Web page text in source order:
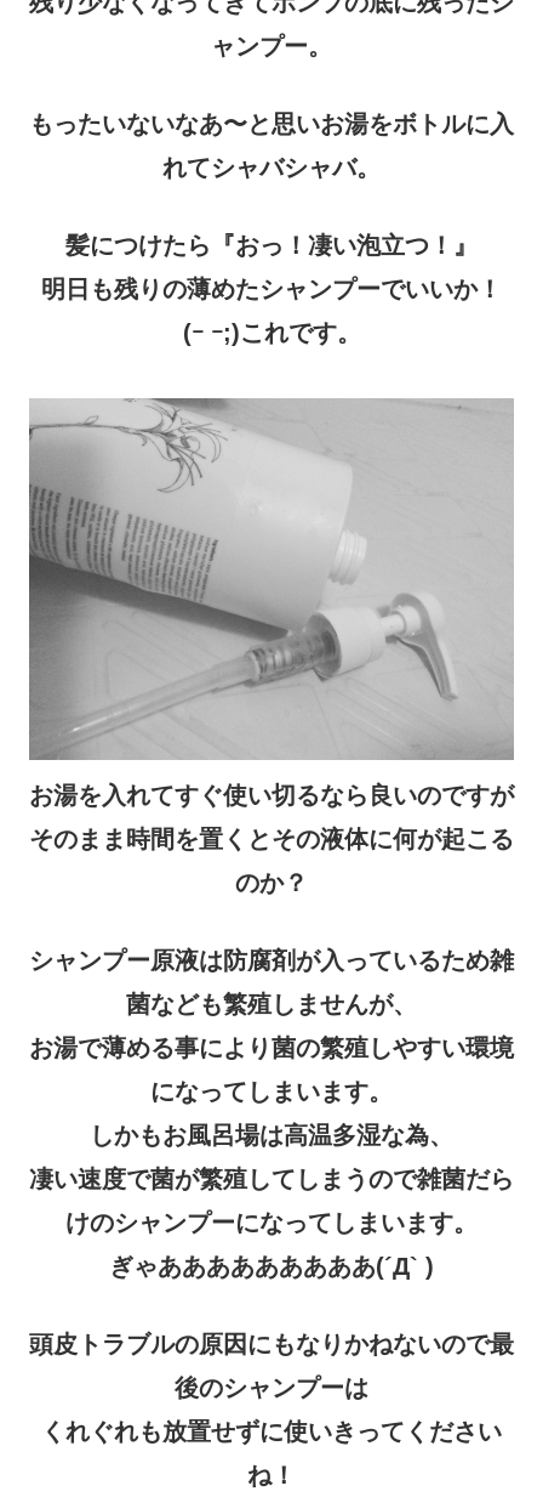
ャンプー。
もったいないなあ〜と思いお湯をボトルに入
れてシャバシャバ。
髪につけたら『おっ！凄い泡立つ！』
明日も残りの薄めたシャンプーでいいか！
(ｰ ｰ;)これです。
お湯を入れてすぐ使い切るなら良いのですが
そのまま時間を置くとその液体に何が起こる
のか？
シャンプー原液は防腐剤が入っているため雑
菌なども繁殖しませんが、
お湯で薄める事により菌の繁殖しやすい環境
になってしまいます。
しかもお風呂場は高温多湿な為、
凄い速度で菌が繁殖してしまうので雑菌だら
けのシャンプーになってしまいます。
ぎゃあああああああああ(´Д` )
頭皮トラブルの原因にもなりかねないので最
後のシャンプーは
くれぐれも放置せずに使いきってください
ね！